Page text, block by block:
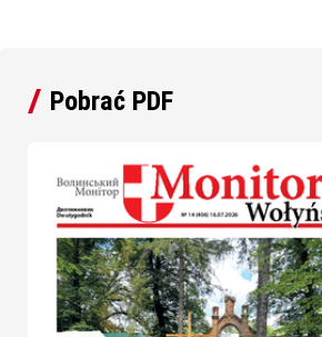
Pobrać PDF